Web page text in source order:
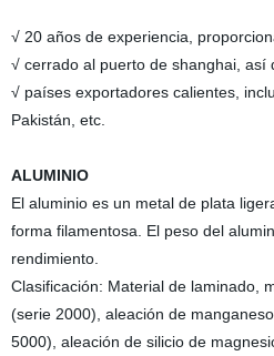
√ 20 años de experiencia,
√ cerrado al puerto de shanghai,
√ países exportadores calientes,
Pakistán, etc.
ALUMINIO
El aluminio es un metal de plata
forma filamentosa. El peso del
rendimiento.
Clasificación: Material de laminado,
(serie 2000), aleación de
5000), aleación de silicio de